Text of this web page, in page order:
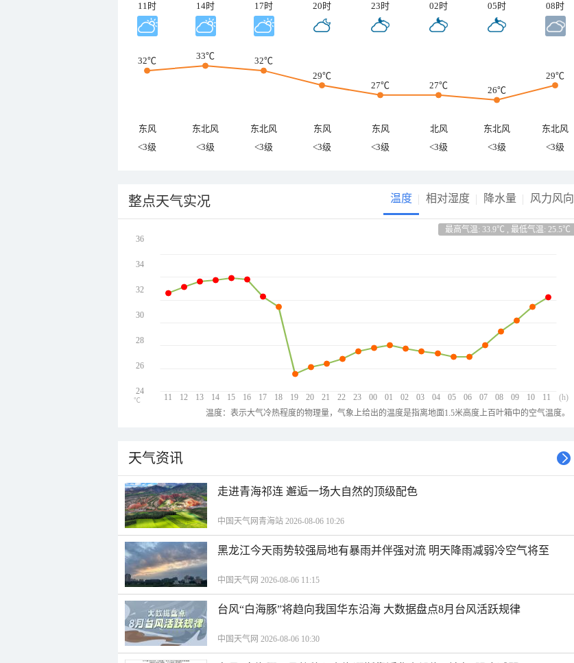
11时 14时 17时 20时 23时 02时 05时 08时
32℃ 33℃
32℃
29℃
27℃
27℃ 26℃
29℃
东风 东北风 东北风 东风 东风 北风 东北风
东北风
<3级
<3级 <3级 <3级 <3级 <3级 <3级 <3级
整点天气实况 温度 相对湿度 降水量 风力风向
最高气温: 33.9℃ , 最低气温: 25.5℃
11 12 13 14 15 16 17 18 19 20 21 22 23 00 01 02 03 04 05 06 07 08 09 10 11
36
34
32
30
28
26
24
(h)
℃
温度：表示大气冷热程度的物理量，气象上给出的温度是指离地面1.5米高度上百叶箱中的空气温度。
天气资讯
走进青海祁连 邂逅一场大自然的顶级配色
中国天气网青海站 2026-08-06 10:26
黑龙江今天雨势较强局地有暴雨并伴强对流 明天降雨减弱冷空气将至
中国天气网 2026-08-06 11:15
台风“白海豚”将趋向我国华东沿海 大数据盘点8月台风活跃规律
中国天气网 2026-08-06 10:30